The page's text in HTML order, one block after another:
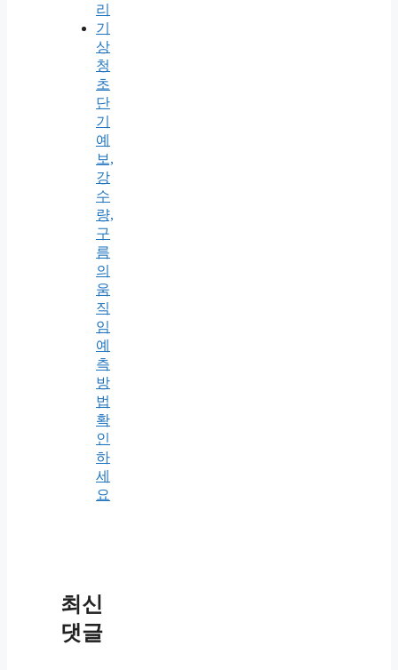
리
기
상
청
초
단
기
예
보,
강
수
량,
구
름
의
움
직
임
예
측
방
법
확
인
하
세
요
최신
댓글